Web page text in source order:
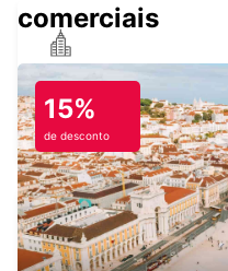
COLOMBO DOWN
DRIVE
COLOMBO - SRI LANKA
comerciais
15%
de desconto